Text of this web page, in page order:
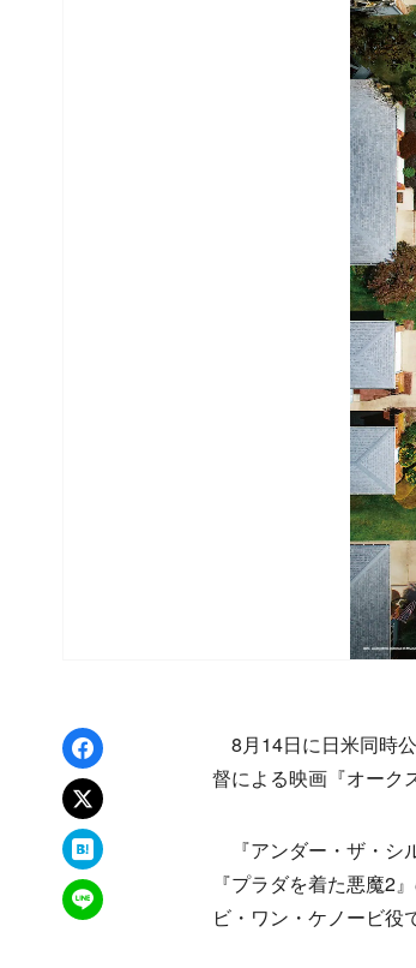
Facebookでシェア
xでポスト
はてなブックマーク
LINEで送る
8月14日に日米同時
督による映画『オーク
『アンダー・ザ・シ
『プラダを着た悪魔2
ビ・ワン・ケノービ役